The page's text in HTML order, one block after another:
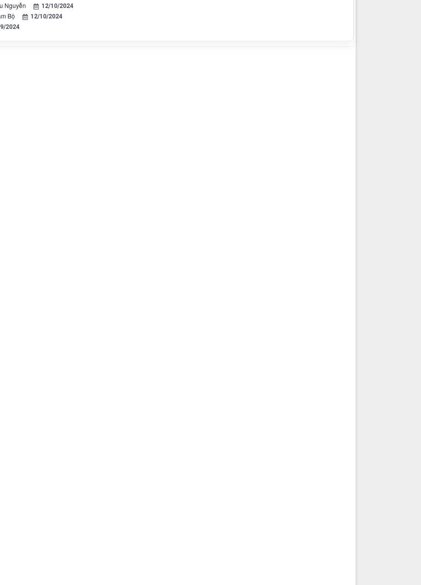
Nguyễn 12/10/2024
Bộ 12/10/2024
2024